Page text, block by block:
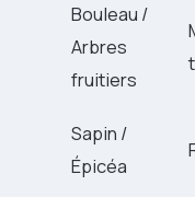
Bouleau /
Arbres
fruitiers
Sapin /
Épicéa